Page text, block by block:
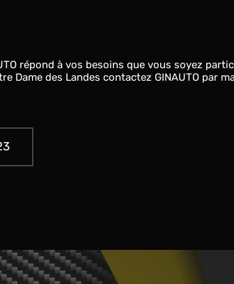
répond à vos besoins que vous soyez
des Landes contactez GINAUTO par